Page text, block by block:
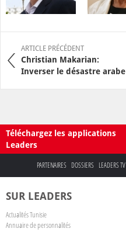
ARTICLE PRÉCÉDENT
Christian Makarian:
Inverser le désastre arabe
Téléchargez les applications
Leaders
PARTENAIRES DOSSIERS LEADERS TV
SUR LEADERS
Actualités Tunisie
Annuaire de personnalités